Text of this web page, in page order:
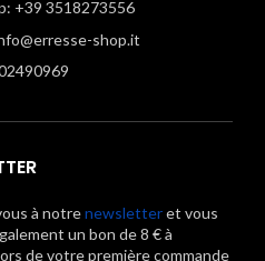
+39 3518273556
shop.it
à notrenewsletteret vous
un bon de 8 € à
de votre première commande